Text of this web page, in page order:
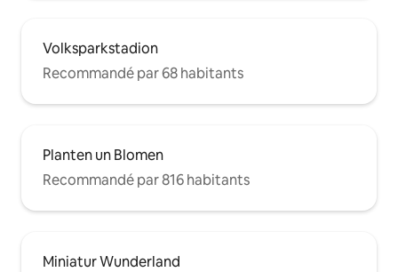
Volksparkstadion
Recommandé par 68 habitants
Planten un Blomen
Recommandé par 816 habitants
Miniatur Wunderland